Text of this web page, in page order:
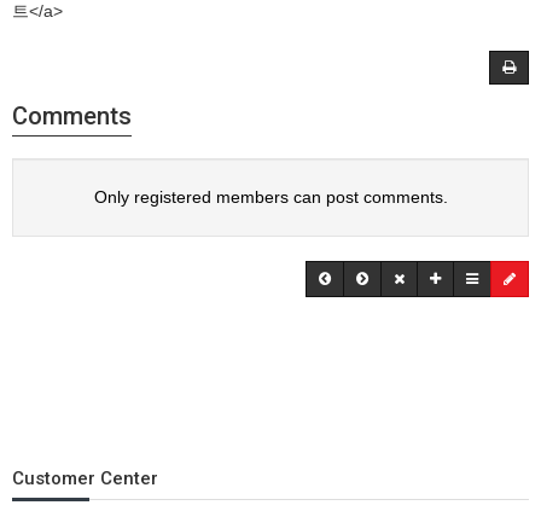
트</a>
Comments
Only registered members can post comments.
Customer Center